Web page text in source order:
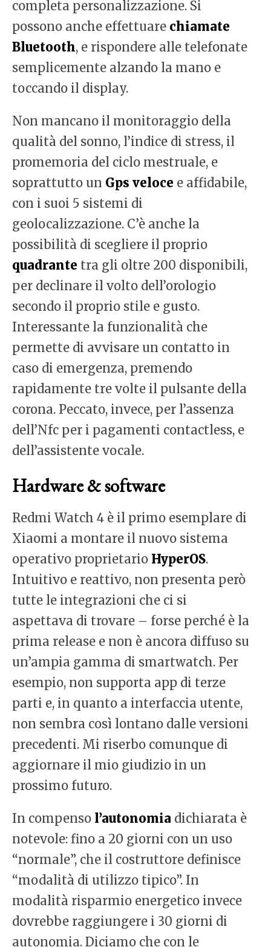
completa personalizzazione. Si
possono anche effettuare chiamate
Bluetooth, e rispondere alle telefonate
semplicemente alzando la mano e
toccando il display.
Non mancano il monitoraggio della
qualità del sonno, l’indice di stress, il
promemoria del ciclo mestruale, e
soprattutto un Gps veloce e affidabile,
con i suoi 5 sistemi di
geolocalizzazione. C’è anche la
possibilità di scegliere il proprio
quadrante tra gli oltre 200 disponibili,
per declinare il volto dell’orologio
secondo il proprio stile e gusto.
Interessante la funzionalità che
permette di avvisare un contatto in
caso di emergenza, premendo
rapidamente tre volte il pulsante della
corona. Peccato, invece, per l’assenza
dell’Nfc per i pagamenti contactless, e
dell’assistente vocale.
Hardware & software
Redmi Watch 4 è il primo esemplare di
Xiaomi a montare il nuovo sistema
operativo proprietario HyperOS.
Intuitivo e reattivo, non presenta però
tutte le integrazioni che ci si
aspettava di trovare – forse perché è la
prima release e non è ancora diffuso su
un’ampia gamma di smartwatch. Per
esempio, non supporta app di terze
parti e, in quanto a interfaccia utente,
non sembra così lontano dalle versioni
precedenti. Mi riserbo comunque di
aggiornare il mio giudizio in un
prossimo futuro.
In compenso l’autonomia dichiarata è
notevole: fino a 20 giorni con un uso
“normale”, che il costruttore definisce
“modalità di utilizzo tipico”. In
modalità risparmio energetico invece
dovrebbe raggiungere i 30 giorni di
autonomia. Diciamo che con le